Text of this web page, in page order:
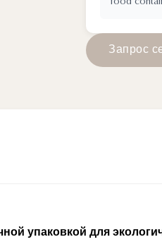
Запрос с
упаковкой для